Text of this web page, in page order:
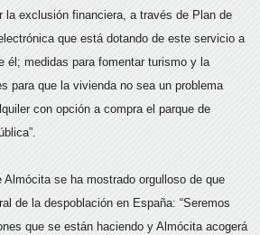
la exclusión financiera, a través de Plan de
que está dotando de este servicio a
él; medidas para fomentar turismo y la
para que la vivienda no sea un problema
con opción a compra el parque de
Almócita se ha mostrado orgulloso de que
de la despoblación en España: “Seremos
que se están haciendo y Almócita acogerá